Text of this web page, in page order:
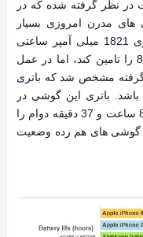
آمپر ساعت در نظر گرفته شده که در
مدرن امروزی بسیار
پایین‌تر است. شاید تصور کنید که یک باتری 1821 میلی آمپر ساعتی
نمی‌تواند به خوبی انرژی مورد نیاز آیفون 8 را تامین کند، اما در عمل
مشخص شد که باتری
باشد. باتری این گوشی در
بررسی های سایت فون‌آرنا توانست حدود 8 ساعت و 37 دقیقه دوام را
گوشی های هم رده وضعیت